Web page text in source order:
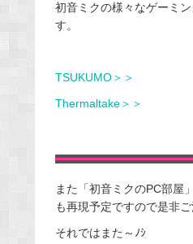
初音ミクの様々なゲーミ
す。
TSUKUMO＞＞
Thermaltake＞＞
また「初音ミクのPC部屋
も再現予定ですので是非
それではまた～ﾉｼ